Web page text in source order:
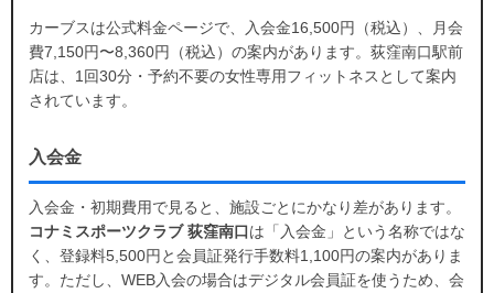
カーブスは公式料金ページで、入会金16,500円（税込）、月会
費7,150円〜8,360円（税込）の案内があります。荻窪南口駅前
店は、1回30分・予約不要の女性専用フィットネスとして案内
されています。
入会金
入会金・初期費用で見ると、施設ごとにかなり差があります。
コナミスポーツクラブ 荻窪南口は「入会金」という名称ではな
く、登録料5,500円と会員証発行手数料1,100円の案内がありま
す。ただし、WEB入会の場合はデジタル会員証を使うため、会